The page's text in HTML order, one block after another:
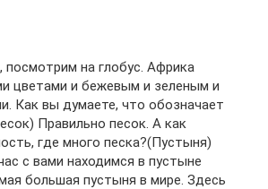
посмотрим на глобус. Африка
цветами и бежевым и зеленым и
Как вы думаете, что обозначает
Правильно песок. А как
где много песка?(Пустыня)
с вами находимся в пустыне
большая пустыня в мире. Здесь